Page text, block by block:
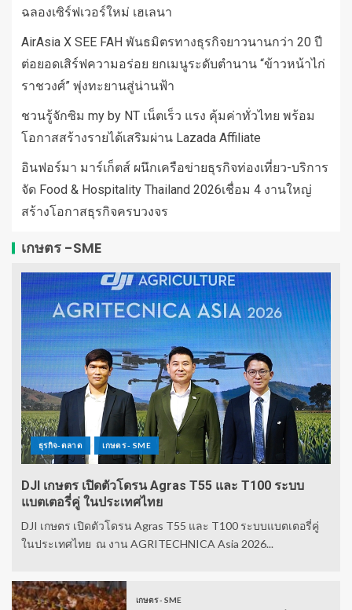
ฉลองเซิร์ฟเวอร์ใหม่ เฮเลนา
AirAsia X SEE FAH พันธมิตรทางธุรกิจยาวนานกว่า 20 ปี
ต่อยอดเสิร์ฟความอร่อย ยกเมนูระดับตำนาน “ข้าวหน้าไก่
ราชวงศ์” พุ่งทะยานสู่น่านฟ้า
ชวนรู้จักซิม my by NT เน็ตเร็ว แรง คุ้มค่าทั่วไทย พร้อม
โอกาสสร้างรายได้เสริมผ่าน Lazada Affiliate
อินฟอร์มา มาร์เก็ตส์ ผนึกเครือข่ายธุรกิจท่องเที่ยว-บริการ
จัด Food & Hospitality Thailand 2026เชื่อม 4 งานใหญ่
สร้างโอกาสธุรกิจครบวงจร
เกษตร -SME
ธุรกิจ-ตลาด เกษตร - SME
DJI เกษตร เปิดตัวโดรน Agras T55 และ T100 ระบบ
แบตเตอรี่คู่ ในประเทศไทย
DJI เกษตร เปิดตัวโดรน Agras T55 และ T100 ระบบแบตเตอรี่คู่
ในประเทศไทย ณ งาน AGRITECHNICA Asia 2026...
เกษตร - SME